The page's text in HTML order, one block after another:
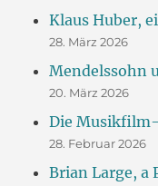
Klaus Huber,
28. März 2026
Mendelssohn
20. März 2026
Die
28. Februar 2026
Brian Large, a